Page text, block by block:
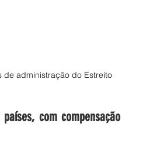
de administração do Estreito
com compensação